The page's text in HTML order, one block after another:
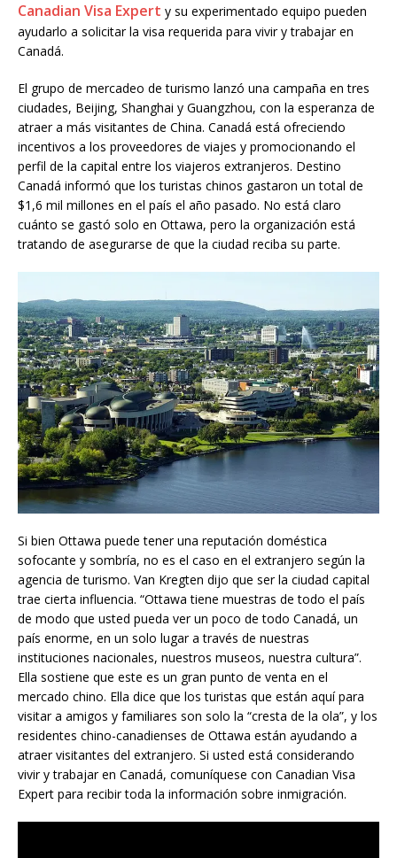
Canadian Visa Expert y su experimentado equipo pueden
ayudarlo a solicitar la visa requerida para vivir y trabajar en
Canadá.
El grupo de mercadeo de turismo lanzó una campaña en tres
ciudades, Beijing, Shanghai y Guangzhou, con la esperanza de
atraer a más visitantes de China. Canadá está ofreciendo
incentivos a los proveedores de viajes y promocionando el
perfil de la capital entre los viajeros extranjeros. Destino
Canadá informó que los turistas chinos gastaron un total de
$1,6 mil millones en el país el año pasado. No está claro
cuánto se gastó solo en Ottawa, pero la organización está
tratando de asegurarse de que la ciudad reciba su parte.
Si bien Ottawa puede tener una reputación doméstica
sofocante y sombría, no es el caso en el extranjero según la
agencia de turismo. Van Kregten dijo que ser la ciudad capital
trae cierta influencia. “Ottawa tiene muestras de todo el país
de modo que usted pueda ver un poco de todo Canadá, un
país enorme, en un solo lugar a través de nuestras
instituciones nacionales, nuestros museos, nuestra cultura”.
Ella sostiene que este es un gran punto de venta en el
mercado chino. Ella dice que los turistas que están aquí para
visitar a amigos y familiares son solo la “cresta de la ola”, y los
residentes chino-canadienses de Ottawa están ayudando a
atraer visitantes del extranjero. Si usted está considerando
vivir y trabajar en Canadá, comuníquese con Canadian Visa
Expert para recibir toda la información sobre inmigración.